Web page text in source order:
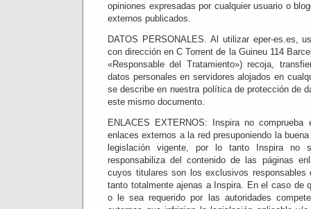
opiniones expresadas por cualquier usuario o
externos publicados.
DATOS PERSONALES. Al utilizar eper-es.es,
con dirección en C Torrent de la Guineu 114
«Responsable del Tratamiento») recoja,
datos personales en servidores alojados en
se describe en nuestra política de protección de
este mismo documento.
ENLACES EXTERNOS: Inspira no
enlaces externos a la red presuponiendo la
legislación vigente, por lo tanto Inspira no
responsabiliza del contenido de las páginas
cuyos titulares son los exclusivos
tanto totalmente ajenas a Inspira. En el caso de
o le sea requerido por las autoridades